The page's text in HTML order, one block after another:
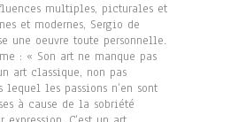
multiples, picturales et
et modernes, Sergio de
une oeuvre toute personnelle.
: « Son art ne manque pas
art classique, non pas
lequel les passions n’en sont
à cause de la sobriété